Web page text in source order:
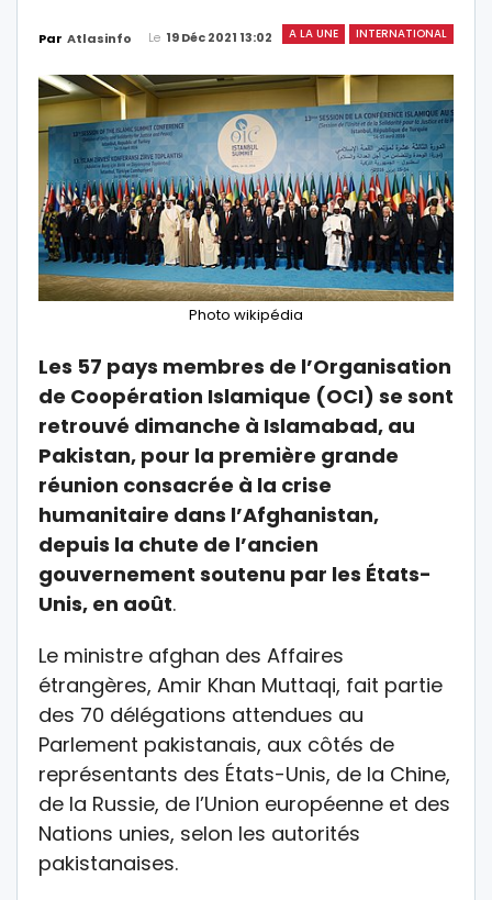
A LA UNE INTERNATIONAL
Par Atlasinfo Le 19 Déc 2021 13:02
Photo wikipédia
Les 57 pays membres de l’Organisation
de Coopération Islamique (OCI) se sont
retrouvé dimanche à Islamabad, au
Pakistan, pour la première grande
réunion consacrée à la crise
humanitaire dans l’Afghanistan,
depuis la chute de l’ancien
gouvernement soutenu par les États-
Unis, en août.
Le ministre afghan des Affaires
étrangères, Amir Khan Muttaqi, fait partie
des 70 délégations attendues au
Parlement pakistanais, aux côtés de
représentants des États-Unis, de la Chine,
de la Russie, de l’Union européenne et des
Nations unies, selon les autorités
pakistanaises.